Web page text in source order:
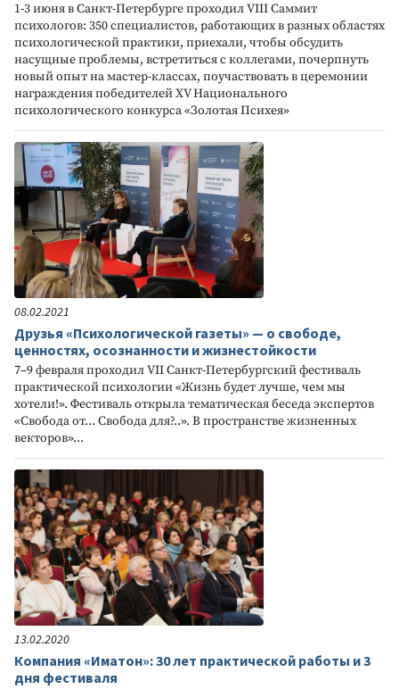
1-3 июня в Санкт-Петербурге проходил VIII Саммит
психологов: 350 специалистов, работающих в разных областях
психологической практики, приехали, чтобы обсудить
насущные проблемы, встретиться с коллегами, почерпнуть
новый опыт на мастер-классах, поучаствовать в церемонии
награждения победителей XV Национального
психологического конкурса «Золотая Психея»
08.02.2021
Друзья «Психологической газеты» — о свободе,
ценностях, осознанности и жизнестойкости
7–9 февраля проходил VII Санкт-Петербургский фестиваль
практической психологии «Жизнь будет лучше, чем мы
хотели!». Фестиваль открыла тематическая беседа экспертов
«Свобода от... Свобода для?..». В пространстве жизненных
векторов»...
13.02.2020
Компания «Иматон»: 30 лет практической работы и 3
дня фестиваля